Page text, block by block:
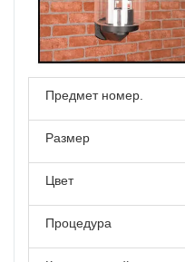
Предмет номер.
Размер
Цвет
Процедура